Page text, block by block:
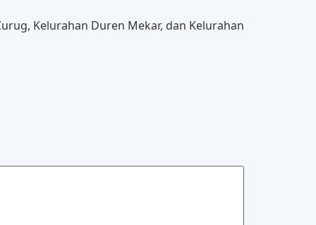
Kelurahan Duren Mekar, dan Kelurahan